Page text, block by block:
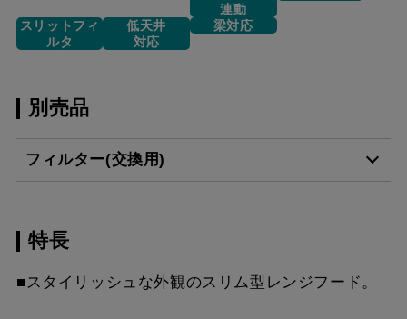
連動
スリットフィ
ルタ
低天井
対応
梁対応
別売品
フィルター(交換用)
VSF-261-2
特長
■スタイリッシュな外観のスリム型レンジフード。